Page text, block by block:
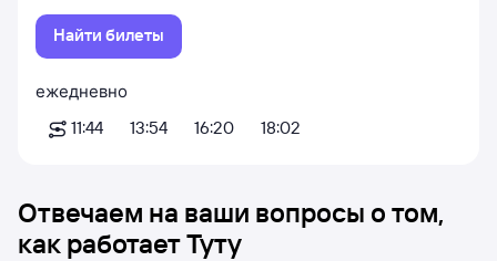
Найти билеты
ежедневно
11:44
13:54 16:20 18:02
Отвечаем на ваши вопросы о том,
как работает Туту